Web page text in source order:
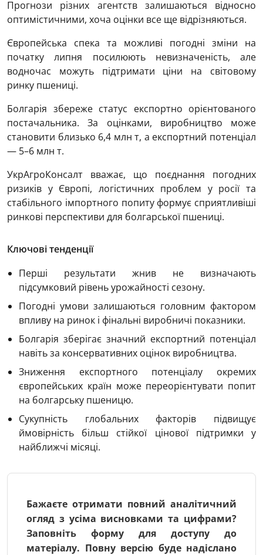
Прогнози різних агентств залишаються відносно
оптимістичними, хоча оцінки все ще відрізняються.
Європейська спека та можливі погодні зміни на
початку липня посилюють невизначеність, але
водночас можуть підтримати ціни на світовому
ринку пшениці.
Болгарія збереже статус експортно орієнтованого
постачальника. За оцінками, виробництво може
становити близько 6,4 млн т, а експортний потенціал
— 5–6 млн т.
УкрАгроКонсалт вважає, що поєднання погодних
ризиків у Європі, логістичних проблем у росії та
стабільного імпортного попиту формує сприятливіші
ринкові перспективи для болгарської пшениці.
Ключові тенденції
Перші результати жнив не визначають
підсумковий рівень урожайності сезону.
Погодні умови залишаються головним фактором
впливу на ринок і фінальні виробничі показники.
Болгарія зберігає значний експортний потенціал
навіть за консервативних оцінок виробництва.
Зниження експортного потенціалу окремих
європейських країн може переорієнтувати попит
на болгарську пшеницю.
Сукупність глобальних факторів підвищує
ймовірність більш стійкої цінової підтримки у
найближчі місяці.
Бажаєте отримати повний аналітичний
огляд з усіма висновками та цифрами?
Заповніть форму для доступу до
матеріалу. Повну версію буде надіслано